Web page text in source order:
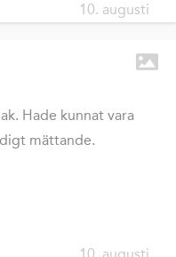
10. augusti
Hade kunnat vara
mättande.